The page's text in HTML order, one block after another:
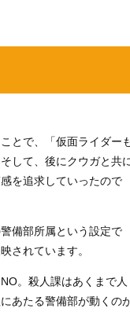
とで、「仮面ライダー
して、後にクウガと共
を追求していったので
備部所属という設定で
されています。
。殺人課はあくまで人
あたる警備部が動くの